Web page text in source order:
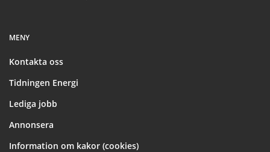
MENY
Kontakta oss
Tidningen Energi
Lediga jobb
Annonsera
Information om kakor (cookies)